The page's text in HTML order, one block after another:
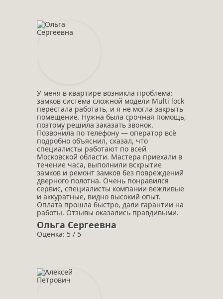
У меня в квартире возникла проблема:
замков система сложной модели Multi lock
перестала работать, и я не могла закрыть
помещение. Нужна была срочная помощь,
поэтому решила заказать звонок.
Позвонила по телефону — оператор всё
подробно объяснил, сказал, что
специалисты работают по всей
Московской области. Мастера приехали в
течение часа, выполнили вскрытие
замков и ремонт замков без повреждений
дверного полотна. Очень понравился
сервис, специалисты компании вежливые
и аккуратные, видно высокий опыт.
Оплата прошла быстро, дали гарантии на
работы. Отзывы оказались правдивыми.
Ольга Сергеевна
Оценка: 5 / 5